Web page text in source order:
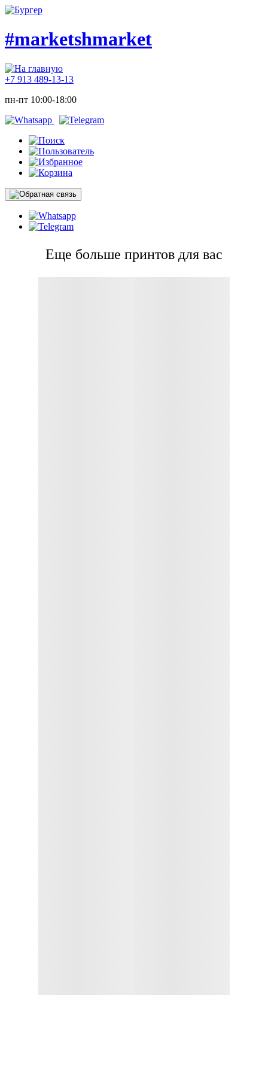
#marketshmarket
+7 913 489-13-13
пн-пт 10:00-18:00
Еще больше принтов для вас